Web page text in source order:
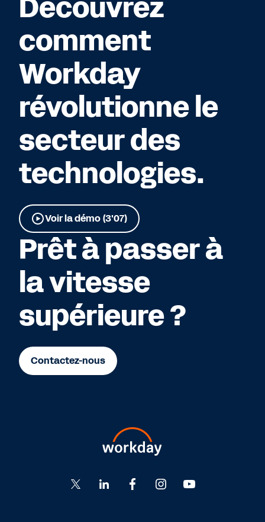
comment
Workday
révolutionne le
secteur des
technologies.
Voir la démo (3'07)
Prêt à passer à
la vitesse
supérieure ?
Contactez-nous